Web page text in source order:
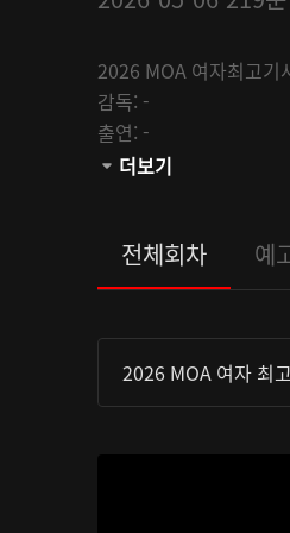
2026 MOA 여자최고기
감독: -
출연: -
채널:K바둑
더보기
전체회차 예
2026 MOA 여자 최